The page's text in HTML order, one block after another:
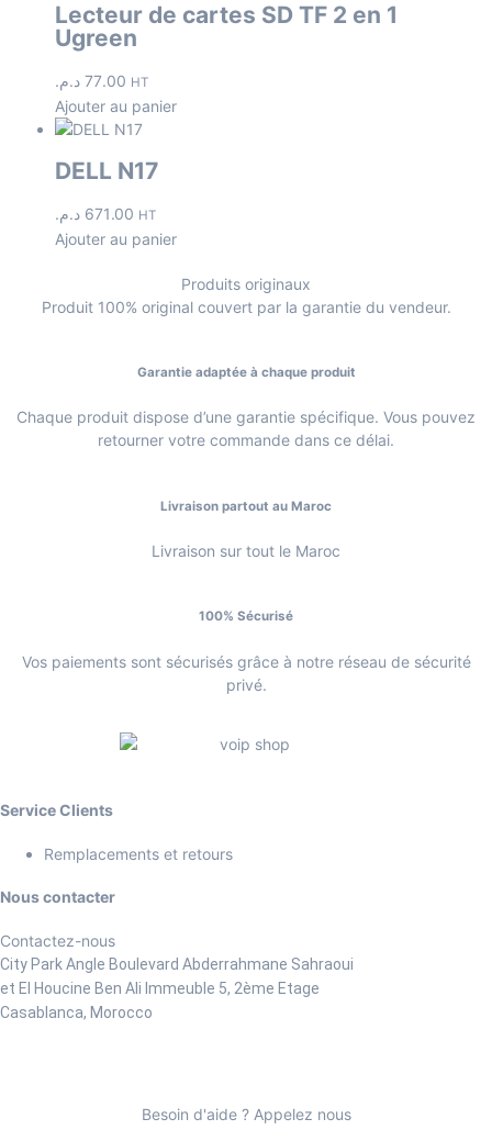
Lecteur de cartes SD TF 2 en 1
Ugreen
77.00 د.م. HT
Ajouter au panier
DELL N17
671.00 د.م. HT
Ajouter au panier
Produits originaux
Produit 100% original couvert par la garantie du vendeur.
Garantie adaptée à chaque produit
Chaque produit dispose d’une garantie spécifique. Vous pouvez
retourner votre commande dans ce délai.
Livraison partout au Maroc
Livraison sur tout le Maroc
100% Sécurisé
Vos paiements sont sécurisés grâce à notre réseau de sécurité
privé.
Service Clients
Remplacements et retours
Nous contacter
Contactez-nous
City Park Angle Boulevard Abderrahmane Sahraoui
et El Houcine Ben Ali Immeuble 5, 2ème Etage
Casablanca, Morocco
Besoin d'aide ? Appelez nous